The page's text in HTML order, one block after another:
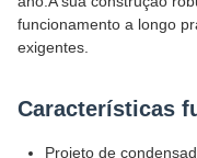
funcionamento a longo
exigentes.
Características
Projeto de